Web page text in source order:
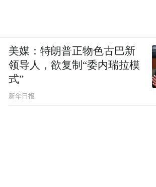
美媒：特朗普正物色古巴新
领导人，欲复制“委内瑞拉模
式”
新华日报